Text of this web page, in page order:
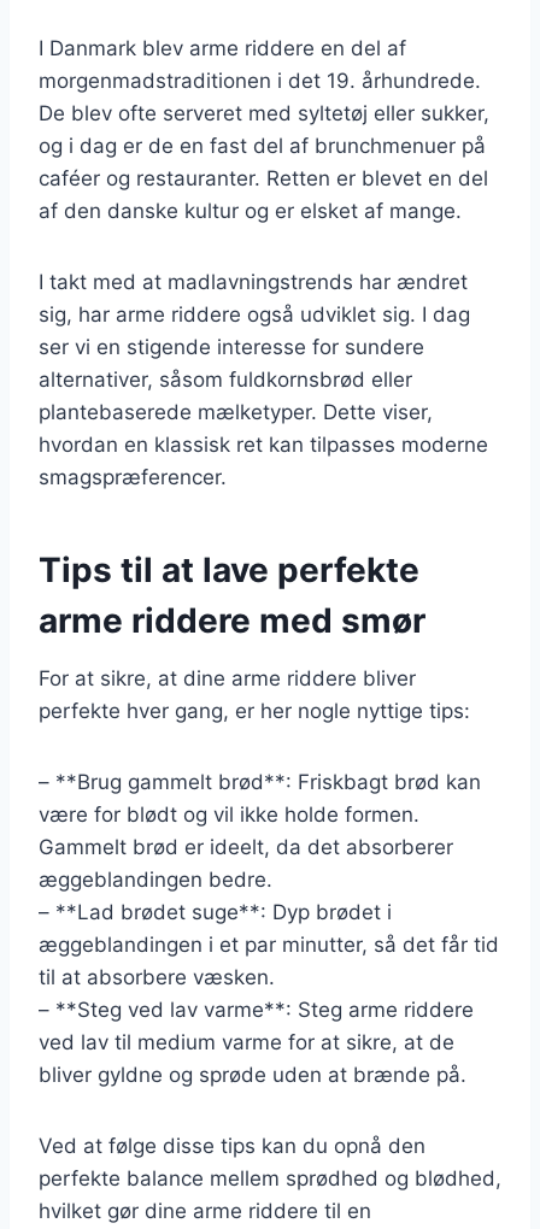
I Danmark blev arme riddere en del af
morgenmadstraditionen i det 19. århundrede.
De blev ofte serveret med syltetøj eller sukker,
og i dag er de en fast del af brunchmenuer på
caféer og restauranter. Retten er blevet en del
af den danske kultur og er elsket af mange.
I takt med at madlavningstrends har ændret
sig, har arme riddere også udviklet sig. I dag
ser vi en stigende interesse for sundere
alternativer, såsom fuldkornsbrød eller
plantebaserede mælketyper. Dette viser,
hvordan en klassisk ret kan tilpasses moderne
smagspræferencer.
Tips til at lave perfekte
arme riddere med smør
For at sikre, at dine arme riddere bliver
perfekte hver gang, er her nogle nyttige tips:
– **Brug gammelt brød**: Friskbagt brød kan
være for blødt og vil ikke holde formen.
Gammelt brød er ideelt, da det absorberer
æggeblandingen bedre.
– **Lad brødet suge**: Dyp brødet i
æggeblandingen i et par minutter, så det får tid
til at absorbere væsken.
– **Steg ved lav varme**: Steg arme riddere
ved lav til medium varme for at sikre, at de
bliver gyldne og sprøde uden at brænde på.
Ved at følge disse tips kan du opnå den
perfekte balance mellem sprødhed og blødhed,
hvilket gør dine arme riddere til en